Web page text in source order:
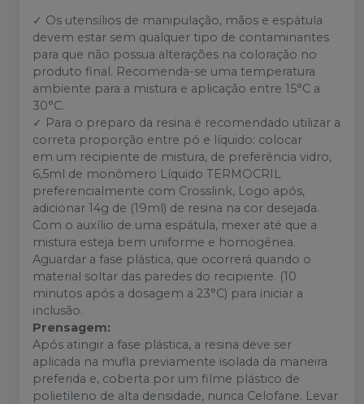
✓ Os utensílios de manipulação, mãos e espátula
devem estar sem qualquer tipo de contaminantes
para que não possua alterações na coloração no
produto final. Recomenda-se uma temperatura
ambiente para a mistura e aplicação entre 15°C a
30°C.
✓ Para o preparo da resina é recomendado utilizar a
correta proporção entre pó e líquido: colocar
em um recipiente de mistura, de preferência vidro,
6,5ml de monômero Líquido TERMOCRIL
preferencialmente com Crosslink, Logo após,
adicionar 14g de (19ml) de resina na cor desejada.
Com o auxílio de uma espátula, mexer até que a
mistura esteja bem uniforme e homogênea.
Aguardar a fase plástica, que ocorrerá quando o
material soltar das paredes do recipiente. (10
minutos após a dosagem a 23°C) para iniciar a
inclusão.
Prensagem:
Após atingir a fase plástica, a resina deve ser
aplicada na mufla previamente isolada da maneira
preferida e, coberta por um filme plástico de
polietileno de alta densidade, nunca Celofane. Levar